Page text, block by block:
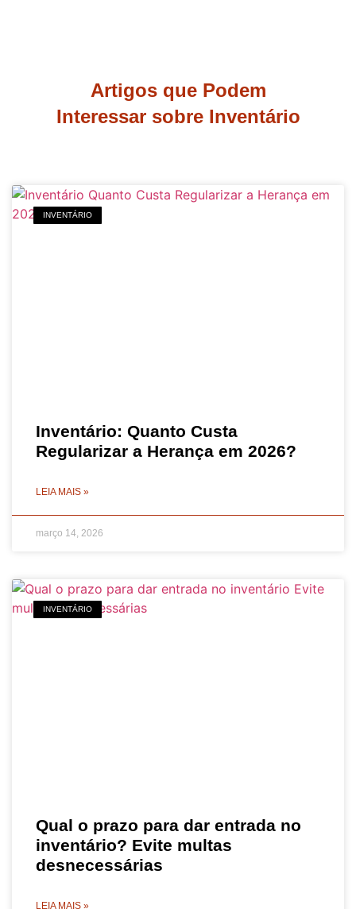
Artigos que Podem
Interessar sobre Inventário
INVENTÁRIO
Inventário: Quanto Custa
Regularizar a Herança em 2026?
LEIA MAIS »
março 14, 2026
INVENTÁRIO
Qual o prazo para dar entrada no
inventário? Evite multas
desnecessárias
LEIA MAIS »